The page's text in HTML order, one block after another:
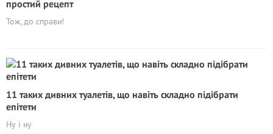
простий рецепт
Тож, до справи!
11 таких дивних туалетів, що навіть складно підібрати
епітети
Ну і ну